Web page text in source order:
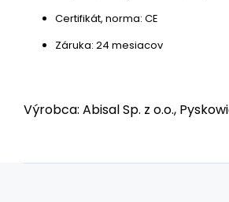
Certifikát, norma: CE
Záruka: 24 mesiacov
Výrobca: Abisal Sp. z o.o.,